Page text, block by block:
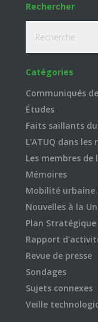
Rechercher
Catégories
Communiqués
Études
Faits saillants
L'ATUQ dans les
Les membres de
Mémoires
Mobilité urbaine
Nouvelles à la
Plan Stratégique
Rapport
Revue de presse
Sondages
Sujets connexes
Veille